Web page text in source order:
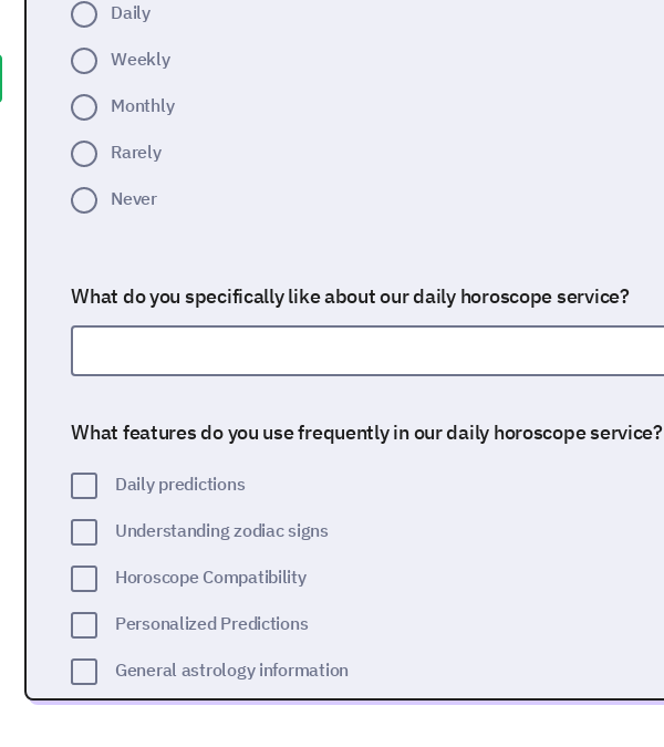
Daily
Weekly
Monthly
Rarely
Never
What do you specifically like about our daily horoscope service?
What features do you use frequently in our daily horoscope service?
Daily predictions
Understanding zodiac signs
Horoscope Compatibility
Personalized Predictions
General astrology information